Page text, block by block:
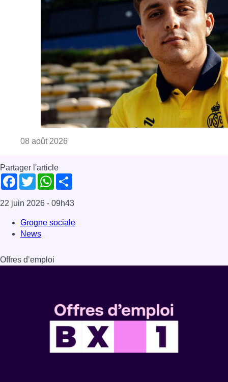
08 août 2026
Partager l'article
Facebook
TwitterWhatsApp
22 juin 2026 - 09h43
Grogne sociale
News
Offres d’emploi